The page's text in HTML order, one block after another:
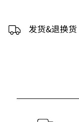
发货&退换货